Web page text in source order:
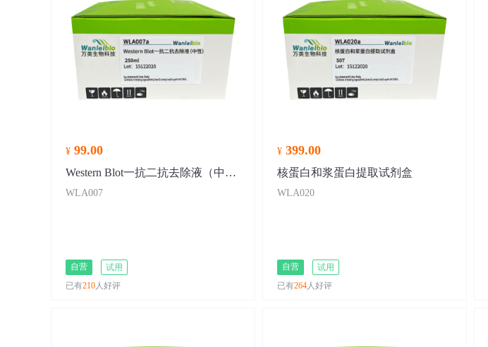
¥ 99.00
Western Blot一抗二抗去除液（中性）
WLA007
自营
试用
已有210人好评
¥ 399.00
核蛋白和浆蛋白提取试剂盒
WLA020
自营
试用
已有264人好评